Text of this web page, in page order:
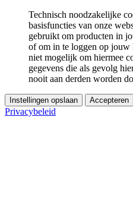
Technisch noodzakelijke
basisfuncties van onze
gebruikt om producten in
of om in te loggen op jouw
niet mogelijk om hiermee
gegevens die als gevolg
nooit aan derden worden
Instellingen opslaan Accepteren
Privacybeleid